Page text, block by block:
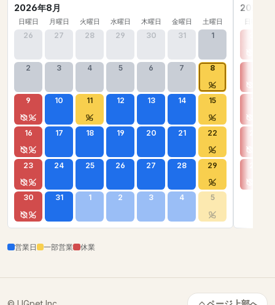
2026年8月
日曜日 月曜日 火曜日 水曜日 木曜日 金曜日 土曜日
26 27 28 29 30 31 1
2 3 4 5 6 7 8
9 10 11 12 13 14 15
16 17 18 19 20 21 22
23 24 25 26 27 28 29
30 31 1 2 3 4 5
2026年
日曜日
営業日 一部営業 休業